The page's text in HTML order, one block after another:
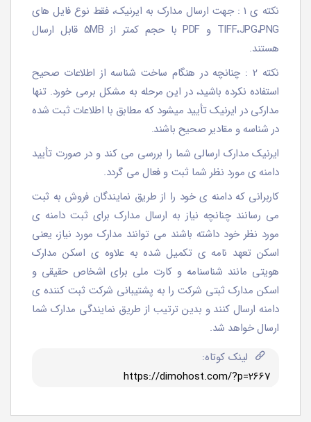
نکته ی 1 : جهت ارسال مدارک به ایرنیک، فقط نوع فایل های
TIFF،JPG،PNG و PDF با حجم کمتر از 5MB قابل ارسال
هستند.
نکته 2 : چنانچه در هنگام ساخت شناسه از اطلاعات صحیح
استفاده نکرده باشید، در این مرحله به مشکل برمی خورد. تنها
مدارکی در ایرنیک تأیید میشود که مطابق با اطلاعات ثبت شده
در شناسه و مقادیر صحیح باشند.
ایرنیک مدارک ارسالی شما را بررسی می کند و در صورت تأیید
دامنه ی مورد نظر شما ثبت و فعال می گردد.
کاربرانی که دامنه ی خود را از طریق نمایندگان فروش به ثبت
می رسانند چنانچه نیاز به ارسال مدارک برای ثبت دامنه ی
مورد نظر خود داشته باشند می توانند مدارک مورد نیاز، یعنی
اسکن تعهد نامه ی تکمیل شده به علاوه ی اسکن مدارک
هویتی مانند شناسنامه و کارت ملی برای اشخاص حقیقی و
اسکن مدارک ثبتی شرکت را به پشتیبانی شرکت ثبت کننده ی
دامنه ارسال کنند و بدین ترتیب از طریق نمایندگی مدارک شما
ارسال خواهد شد.
لینک کوتاه: